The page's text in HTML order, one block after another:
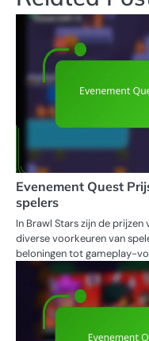
Evenement Quest
spelers
In Brawl Stars zijn de
diverse voorkeuren van
beloningen tot gameplay-